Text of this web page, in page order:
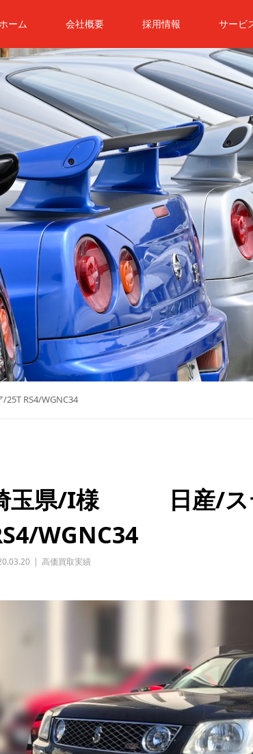
ーム 会社概要 採用情報 サービ
RS4/WGNC34
玉県/I様 日産/ス
WGNC34
高価買取実績